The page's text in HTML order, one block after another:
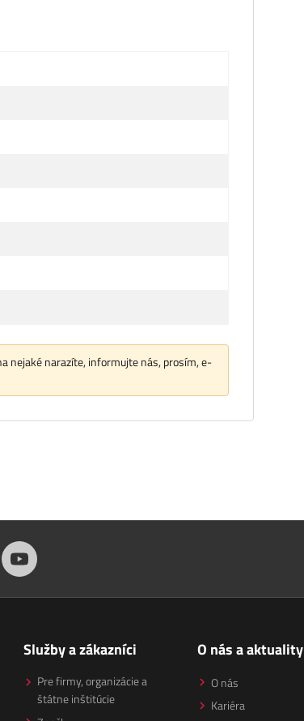
nejaké narazíte, informujte nás, prosím, e-
Služby a zákazníci
Pre firmy, organizácie a
štátne inštitúcie
O nás a aktuality
O nás
Kariéra